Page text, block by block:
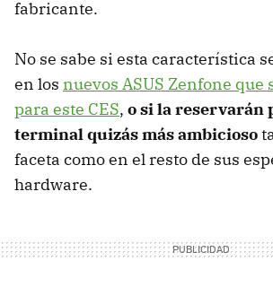
fabricante.
No se sabe si esta característica
en los nuevos ASUS Zenfone que
para este CES, o si la reservarán
terminal quizás más ambicioso
faceta como en el resto de sus
hardware.